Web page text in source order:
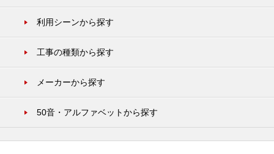
利用シーンから探す
工事の種類から探す
メーカーから探す
50音・アルファベットから探す